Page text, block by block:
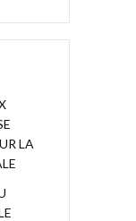
LA